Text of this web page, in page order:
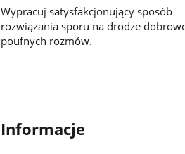
Wypracuj satysfakcjonujący sposób
rozwiązania sporu na drodze
poufnych rozmów.
Informacje